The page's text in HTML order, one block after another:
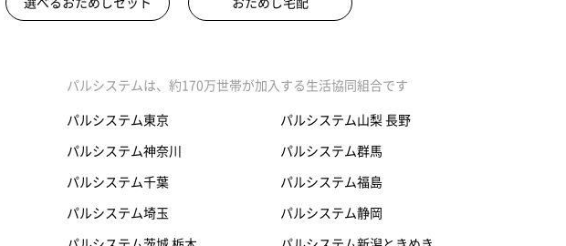
選べるおためしセット おためし宅配
パルシステムは、約170万世帯が加入する生活協同組合です
パルシステム東京
パルシステム神奈川
パルシステム千葉
パルシステム埼玉
パルシステム山梨 長野
パルシステム群馬
パルシステム福島
パルシステム静岡